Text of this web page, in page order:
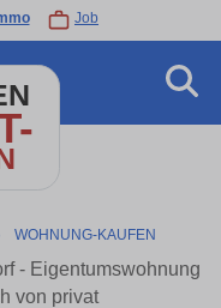
Job
WOHNUNG-KAUFEN
- Eigentumswohnung
von privat